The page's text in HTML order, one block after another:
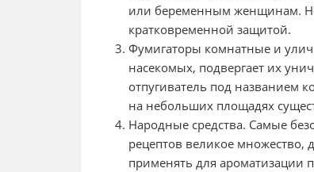
или беременным женщинам.
кратковременной защитой.
Фумигаторы комнатные и
насекомых, подвергает их
отпугиватель под названием
на небольших площадях
Народные средства. Самые
рецептов великое множество,
применять для ароматизации